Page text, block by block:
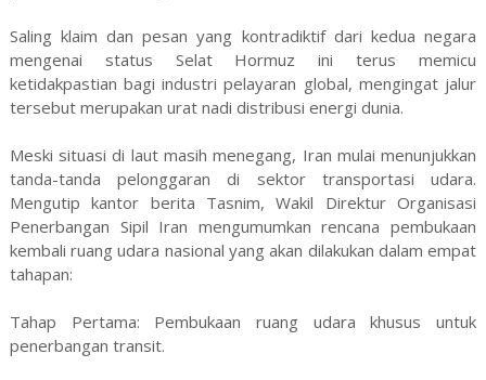
Saling klaim dan pesan yang kontradiktif dari kedua negara
mengenai status Selat Hormuz ini terus memicu
ketidakpastian bagi industri pelayaran global, mengingat jalur
tersebut merupakan urat nadi distribusi energi dunia.
Meski situasi di laut masih menegang, Iran mulai menunjukkan
tanda-tanda pelonggaran di sektor transportasi udara.
Mengutip kantor berita Tasnim, Wakil Direktur Organisasi
Penerbangan Sipil Iran mengumumkan rencana pembukaan
kembali ruang udara nasional yang akan dilakukan dalam empat
tahapan:
Tahap Pertama: Pembukaan ruang udara khusus untuk
penerbangan transit.